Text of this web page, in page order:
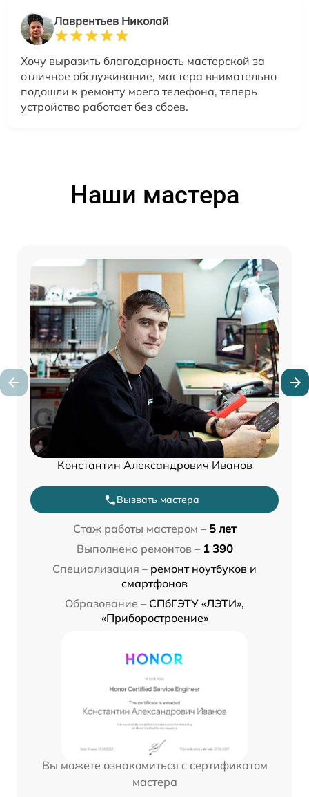
Лаврентьев Николай
Хочу выразить благодарность мастерской за
отличное обслуживание, мастера внимательно
подошли к ремонту моего телефона, теперь
устройство работает без сбоев.
Наши мастера
Константин Александрович Иванов
Вызвать мастера
Стаж работы мастером – 5 лет
Выполнено ремонтов – 1 390
Специализация – ремонт ноутбуков и
смартфонов
Образование – СПбГЭТУ «ЛЭТИ»,
«Приборостроение»
Вы можете ознакомиться с сертификатом
мастера